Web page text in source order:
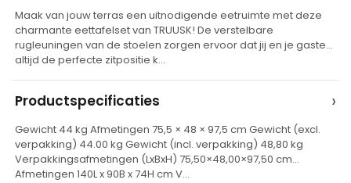
t
e
r
a
t
v
Maak van jouw terras een uitnodigende eetruimte met deze
charmante eettafelset van TRUUSK! De verstelbare
rugleuningen van de stoelen zorgen ervoor dat jij en je gasten
altijd de perfecte zitpositie k…
Productspecificaties ›
Gewicht 44 kg Afmetingen 75,5 × 48 × 97,5 cm Gewicht (excl.
verpakking) 44.00 kg Gewicht (incl. verpakking) 48,80 kg
Verpakkingsafmetingen (LxBxH) 75,50×48,00×97,50 cm
Afmetingen 140L x 90B x 74H cm V…